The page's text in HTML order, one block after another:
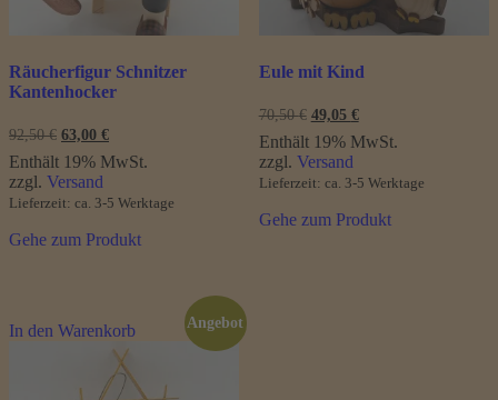
Räucherfigur Schnitzer
Kantenhocker
92,50€ Ursprünglicher
war:
92,50 €
63,00 €Aktueller
ist:
Enthält 19% MwSt.
zzgl. Versand
Lieferzeit: ca. 3-5 Werktage
Gehe zum Produkt
Eule mit Kind
70,50€ Ursprünglicher
war:
70,50 €
49,05 €Aktueller
ist:
Enthält 19% MwSt.
zzgl. Versand
Lieferzeit: ca. 3-5 Werktage
Gehe zum Produkt
In den Warenkorb Angebot